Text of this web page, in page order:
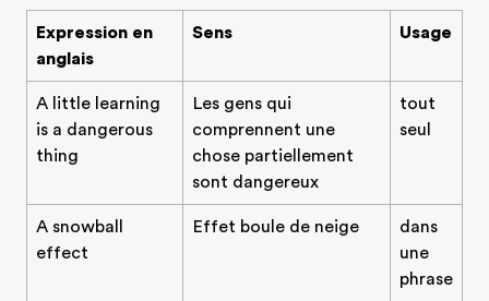
Expression en
anglais
Sens Usage
A little learning
is a dangerous
thing
Les gens qui
comprennent une
chose partiellement
sont dangereux
tout
seul
A snowball
effect
Effet boule de neige
dans
une
phrase